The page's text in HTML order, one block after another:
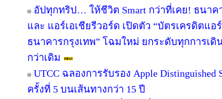
อัปทุกทริป… ให้ชีวิต Smart กว่าที่เคย! ธนาค
และ แอร์เอเชียรีวอร์ด เปิดตัว “บัตรเครดิตแ
ธนาคารกรุงเทพ” โฉมใหม่ ยกระดับทุกการเ
กว่าเดิม
UTCC ฉลองการรับรอง Apple Distinguished
ครั้งที่ 5 บนเส้นทางกว่า 15 ปี